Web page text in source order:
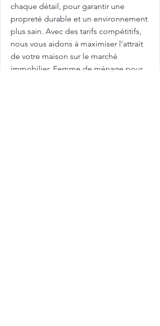
chaque détail, pour garantir une
propreté durable et un environnement
plus sain. Avec des tarifs compétitifs,
nous vous aidons à maximiser l'attrait
de votre maison sur le marché
immobilier. Femme de ménage pour